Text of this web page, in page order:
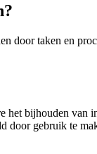
door taken en
bijhouden van
door gebruik te